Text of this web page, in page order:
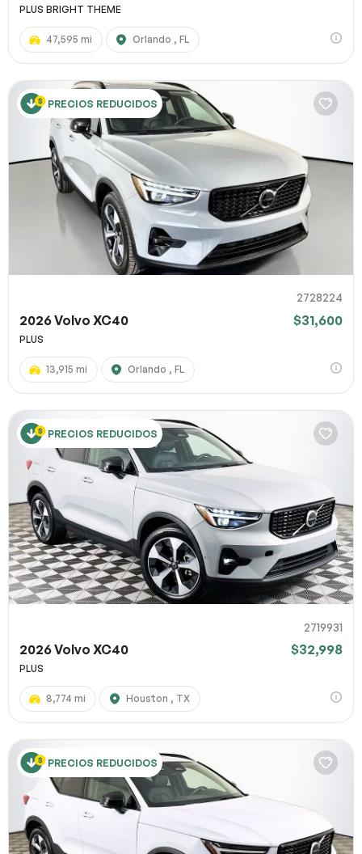
PLUS BRIGHT THEME
47,595 mi Orlando , FL
PRECIOS REDUCIDOS
2728224
2026 Volvo XC40 $31,600
PLUS
13,915 mi Orlando , FL
PRECIOS REDUCIDOS
2719931
2026 Volvo XC40 $32,998
PLUS
8,774 mi Houston , TX
PRECIOS REDUCIDOS